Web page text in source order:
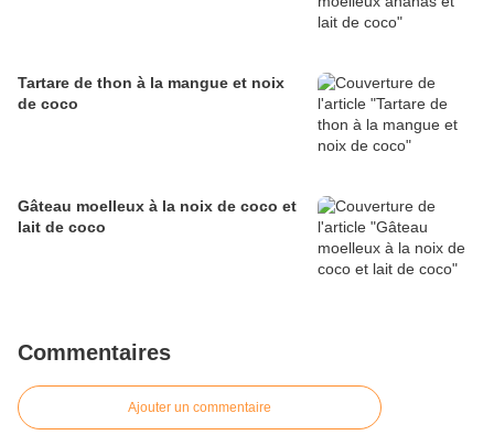
Tartare de thon à la mangue et noix
de coco
Gâteau moelleux à la noix de coco et
lait de coco
Commentaires
Ajouter un commentaire